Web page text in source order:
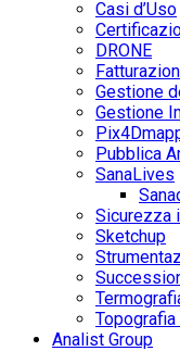
Casi d’Uso
DRONE
Gestione
Gestione
Pubblica
SanaLives
Sicurezza
Sketchup
Analist Group